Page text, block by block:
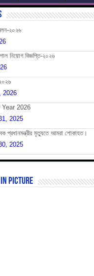
২০২৬
নিয়োগ বিজ্ঞপ্তি-২০২৬
2026
Year 2026
2025
প্রধানমন্ত্রীর মৃত্যুতে আমরা শোকাহত।
2025
In Picture